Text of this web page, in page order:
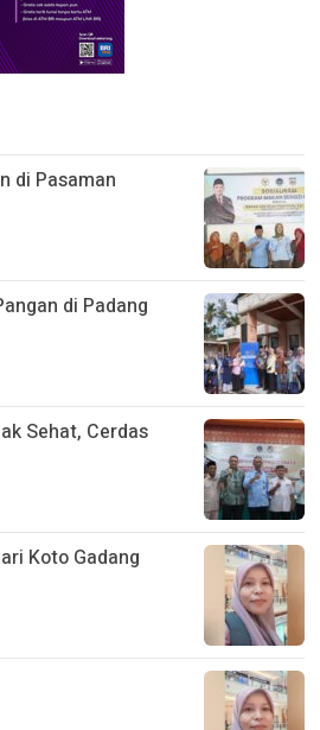
di Pasaman
di Padang
Sehat, Cerdas
Koto Gadang